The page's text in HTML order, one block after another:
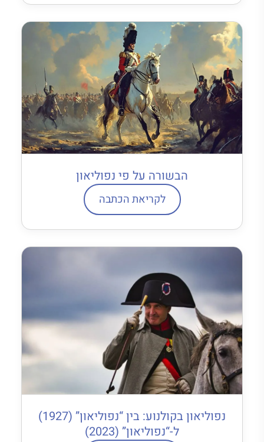
הבשורה על פי נפוליאון
לקריאת הכתבה
נפוליאון בקולנוע: בין “נפוליאון” (1927)
ל-“נפוליאון” (2023)